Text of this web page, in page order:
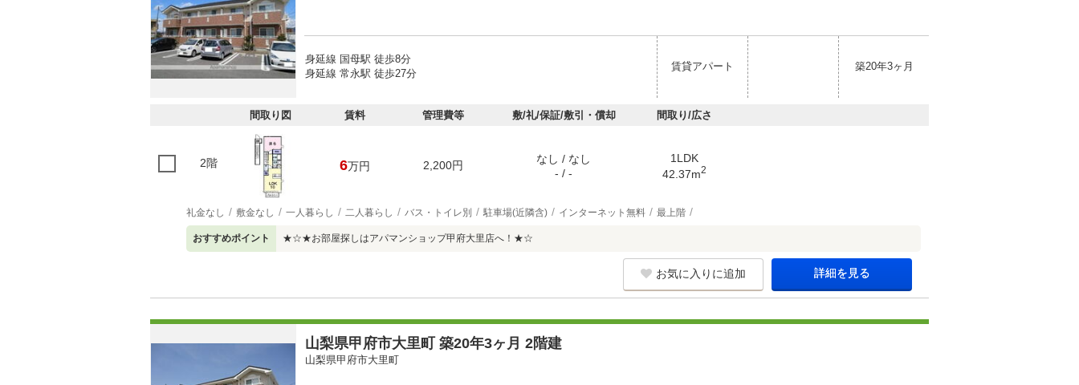
身延線 国母駅 徒歩8分
身延線 常永駅 徒歩27分
賃貸アパート 築20年3ヶ月
間取り図 賃料 管理費等 敷/礼/保証/敷引・償却 間取り/広さ
2階 6万円 2,200円
なし / なし
- / -
1LDK
42.37m2
礼金なし 敷金なし 一人暮らし 二人暮らし バス・トイレ別 駐車場(近隣含) インターネット無料 最上階
おすすめポイント ★☆★お部屋探しはアパマンショップ甲府大里店へ！★☆
お気に入りに追加 詳細を見る
山梨県甲府市大里町 築20年3ヶ月 2階建
山梨県甲府市大里町